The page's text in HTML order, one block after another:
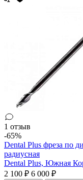
1 отзыв
-65%
Dental Plus фреза по
радиусная
Dental Plus, Южная
2 100 ₽ 6 000 ₽